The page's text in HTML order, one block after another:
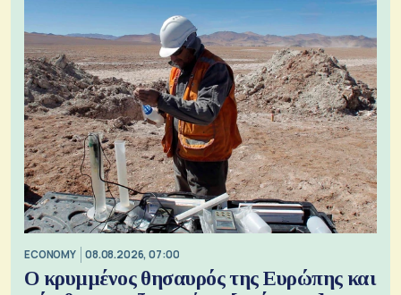
ECONOMY 08.08.2026, 07:00
Ο κρυμμένος θησαυρός της Ευρώπης και